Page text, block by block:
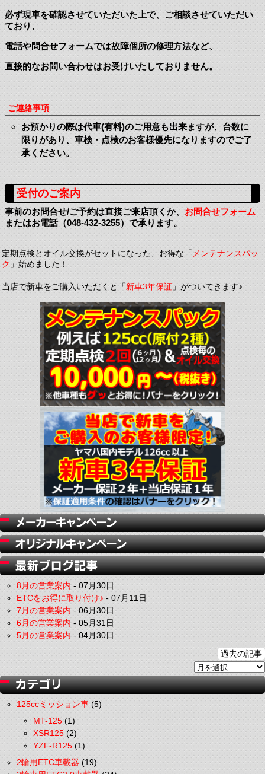
必ず現車を確認させていただいた上で、ご相談させていただい
ており、
電話や問合せフォームでは故障個所の修理方法など、
直接的なお問い合わせはお受けいたしておりません。
ご連絡事項
お預かりの際は代車(有料)のご用意も出来ますが、台数に
限りがあり、車検・点検のお客様優先になりますのでご了
承ください。
受付のご案内
事前のお問合せ/ご予約は直接ご来店頂くか、お問合せフォーム
またはお電話（048-432-3255）で承ります。
定期点検とオイル交換がセットになった、お得な「メンテナンスパッ
ク」始めました！
当店で新車をご購入いただくと「新車3年保証」がついてきます♪
8月の営業案内-07月30日
ETCをお得に取り付け♪-07月11日
7月の営業案内-06月30日
6月の営業案内-05月31日
5月の営業案内-04月30日
過去の記事
125ccミッション車(5)
MT-125(1)
XSR125(2)
YZF-R125(1)
2輪用ETC車載器(19)